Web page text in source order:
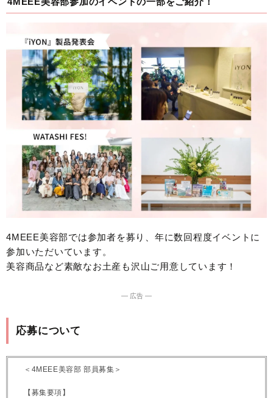
4MEEE美容部では参加者を募り、年に数回程度イベントに
参加いただいています。
美容商品など素敵なお土産も沢山ご用意しています！
― 広告 ―
応募について
＜4MEEE美容部 部員募集＞
【募集要項】